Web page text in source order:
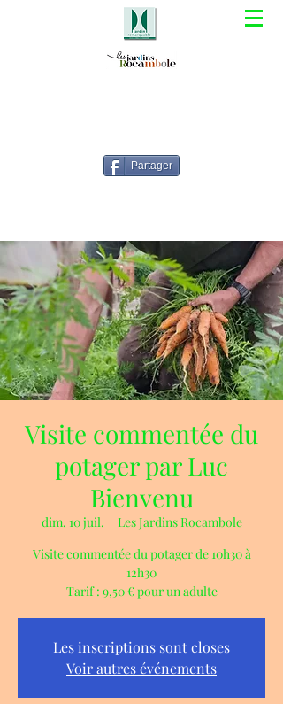
Partager
Visite commentée du
potager par Luc
Bienvenu
dim. 10 juil.
  |
Les Jardins Rocambole
Visite commentée du potager de 10h30 à
12h30
Tarif : 9,50 € pour un adulte
Les inscriptions sont closes
Voir autres événements